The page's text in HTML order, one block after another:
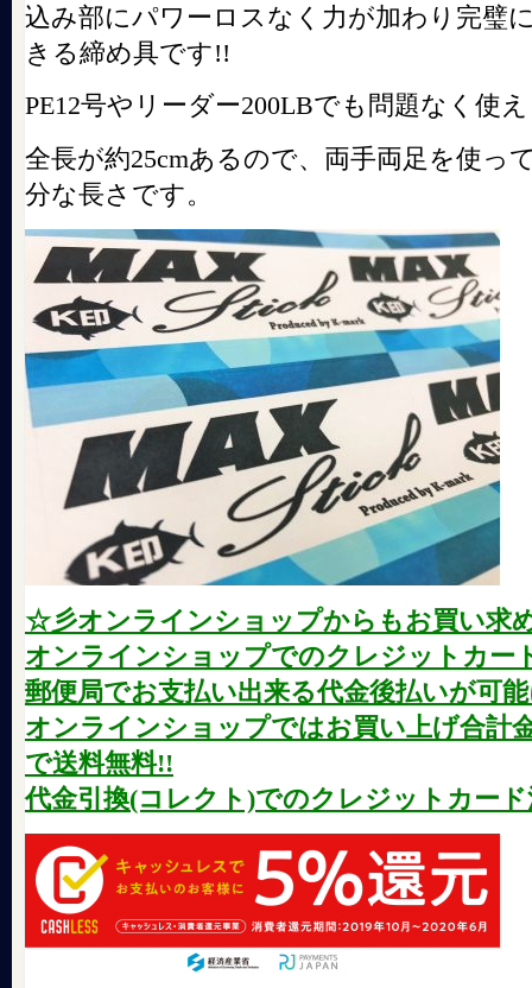
込み部にパワーロスなく力が加わり完璧
きる締め具です!!
PE12号やリーダー200LBでも問題なく使
全長が約25cmあるので、両手両足を使っ
分な長さです。
☆彡オンラインショップからもお買い求
オンラインショップでのクレジットカー
郵便局でお支払い出来る代金後払いが可
オンラインショップではお買い上げ合計
で送料無料!!
代金引換(コレクト)でのクレジットカー